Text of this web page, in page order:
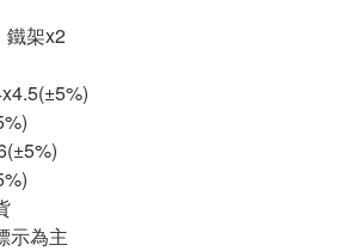
鐵架x2
示為主